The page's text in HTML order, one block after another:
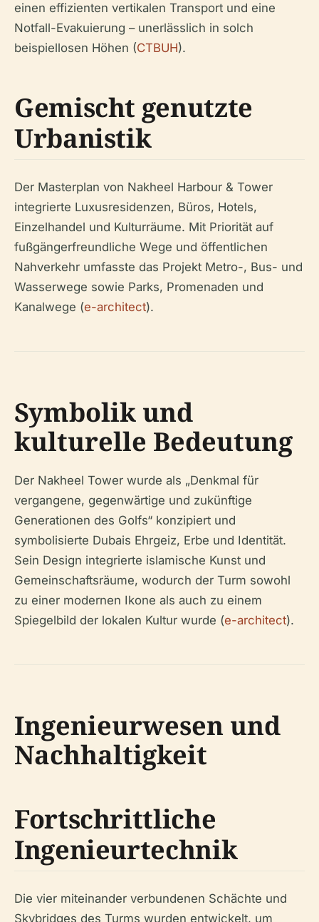
einen effizienten vertikalen Transport und eine
Notfall-Evakuierung – unerlässlich in solch
beispiellosen Höhen (CTBUH).
Gemischt genutzte
Urbanistik
Der Masterplan von Nakheel Harbour & Tower
integrierte Luxusresidenzen, Büros, Hotels,
Einzelhandel und Kulturräume. Mit Priorität auf
fußgängerfreundliche Wege und öffentlichen
Nahverkehr umfasste das Projekt Metro-, Bus- und
Wasserwege sowie Parks, Promenaden und
Kanalwege (e-architect).
Symbolik und
kulturelle Bedeutung
Der Nakheel Tower wurde als „Denkmal für
vergangene, gegenwärtige und zukünftige
Generationen des Golfs“ konzipiert und
symbolisierte Dubais Ehrgeiz, Erbe und Identität.
Sein Design integrierte islamische Kunst und
Gemeinschaftsräume, wodurch der Turm sowohl
zu einer modernen Ikone als auch zu einem
Spiegelbild der lokalen Kultur wurde (e-architect).
Ingenieurwesen und
Nachhaltigkeit
Fortschrittliche
Ingenieurtechnik
Die vier miteinander verbundenen Schächte und
Skybridges des Turms wurden entwickelt, um